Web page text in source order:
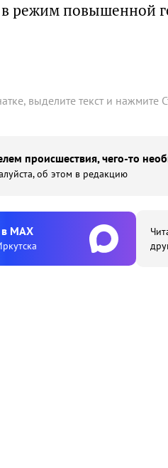
режим повышенной
выделите текст и нажмите
происшествия, чего-то
об этом в редакцию
MAX